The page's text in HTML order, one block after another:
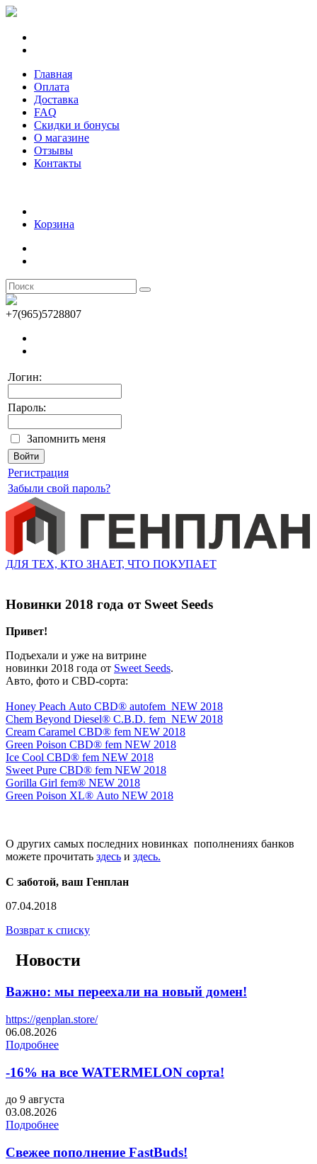
Главная
Оплата
Доставка
FAQ
Скидки и бонусы
О магазине
Отзывы
Контакты
Корзина
+7(965)5728807
Логин:
Пароль:
Запомнить меня
Регистрация
Забыли свой пароль?
ДЛЯ ТЕХ, КТО ЗНАЕТ, ЧТО ПОКУПАЕТ
Новинки 2018 года от Sweet Seeds
Привет!
Подъехали и уже на витрине
новинки 2018 года от Sweet Seeds.
Авто, фото и CBD-сорта:
Honey Peach Auto CBD® autofem NEW 2018
Chem Beyond Diesel® C.B.D. fem NEW 2018
Cream Caramel CBD® fem NEW 2018
Green Poison CBD® fem NEW 2018
Ice Cool CBD® fem NEW 2018
Sweet Pure CBD® fem NEW 2018
Gorilla Girl fem® NEW 2018
Green Poison XL® Auto NEW 2018
О других самых последних новинках пополнениях банков
можете прочитать здесь и здесь.
С заботой, ваш Генплан
07.04.2018
Возврат к списку
Новости
Важно: мы переехали на новый домен!
https://genplan.store/
06.08.2026
Подробнее
-16% на все WATERMELON сорта!
до 9 августа
03.08.2026
Подробнее
Свежее пополнение FastBuds!